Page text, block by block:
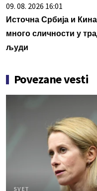
09. 08. 2026 16:01
Источна Србија и
много сличности у
људи
Povezane vesti
SVET